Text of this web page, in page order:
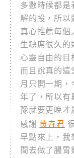
多數時候都是
解的投，所以
真心推薦每個
生缺席很久
心靈自由的目
而且說真的這
月只開一期，
年了，所以有
豫就要更晚才
感謝 黃卉君
早點來上，我
間去做了腸